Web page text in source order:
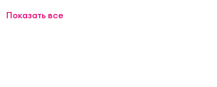
щелочестойкости, окрасочные покрытия,
Показать все